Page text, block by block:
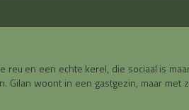
reu en een echte kerel, die sociaal is
Gilan woont in een gastgezin, maar